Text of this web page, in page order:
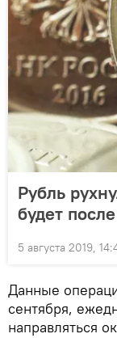
Рубль
будет
5 августа 2019,
Данные
сентября,
направляться